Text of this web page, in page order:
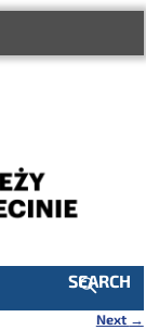
SEARCH
Next →